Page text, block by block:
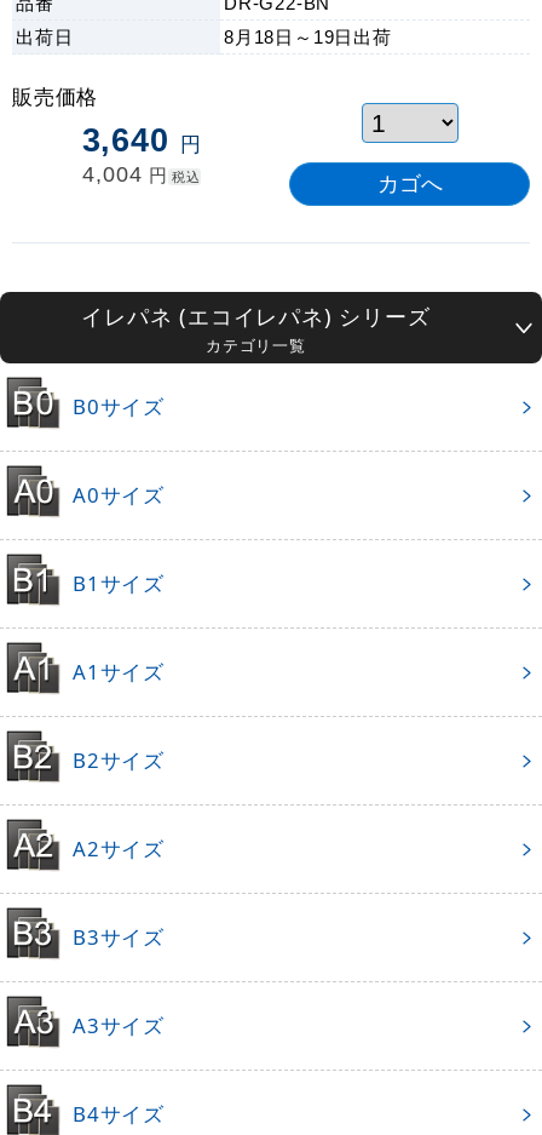
出荷日 8月18日～19日 出荷
販売価格
3,640 円
4,004 円 税込
イレパネ (エコイレパネ) シリーズ
カテゴリ一覧
B0サイズ
A0サイズ
B1サイズ
A1サイズ
B2サイズ
A2サイズ
B3サイズ
A3サイズ
B4サイズ